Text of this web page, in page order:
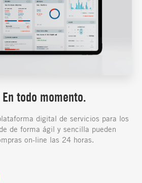
todo momento.
digital de servicios para los
de forma ágil y sencilla pueden
on-line las 24 horas.